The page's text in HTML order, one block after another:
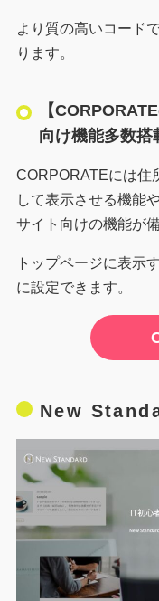
より質の高いコード
ります。
【
向け機能多数搭
CORPORATEには住
して表示させる機能
サイト向けの機能が
トップページに表示
に設定できます。
New